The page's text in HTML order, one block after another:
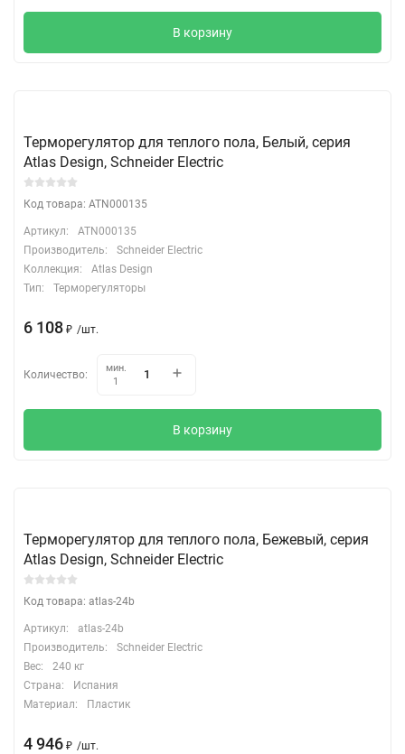
В корзину
Терморегулятор для теплого пола, Белый, серия
Atlas Design, Schneider Electric
Код товара: ATN000135
Артикул:
ATN000135
Производитель:
Schneider Electric
Коллекция:
Atlas Design
Тип:
Терморегуляторы
6 108 ₽ /шт.
Количество:
мин.
1
В корзину
Терморегулятор для теплого пола, Бежевый, серия
Atlas Design, Schneider Electric
Код товара: atlas-24b
Артикул:
atlas-24b
Производитель:
Schneider Electric
Вес:
240 кг
Страна:
Испания
Материал:
Пластик
4 946 ₽ /шт.